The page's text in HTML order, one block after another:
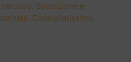
Spedizione e
Consigliatissimo.